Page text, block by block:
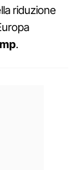
riduzione
.